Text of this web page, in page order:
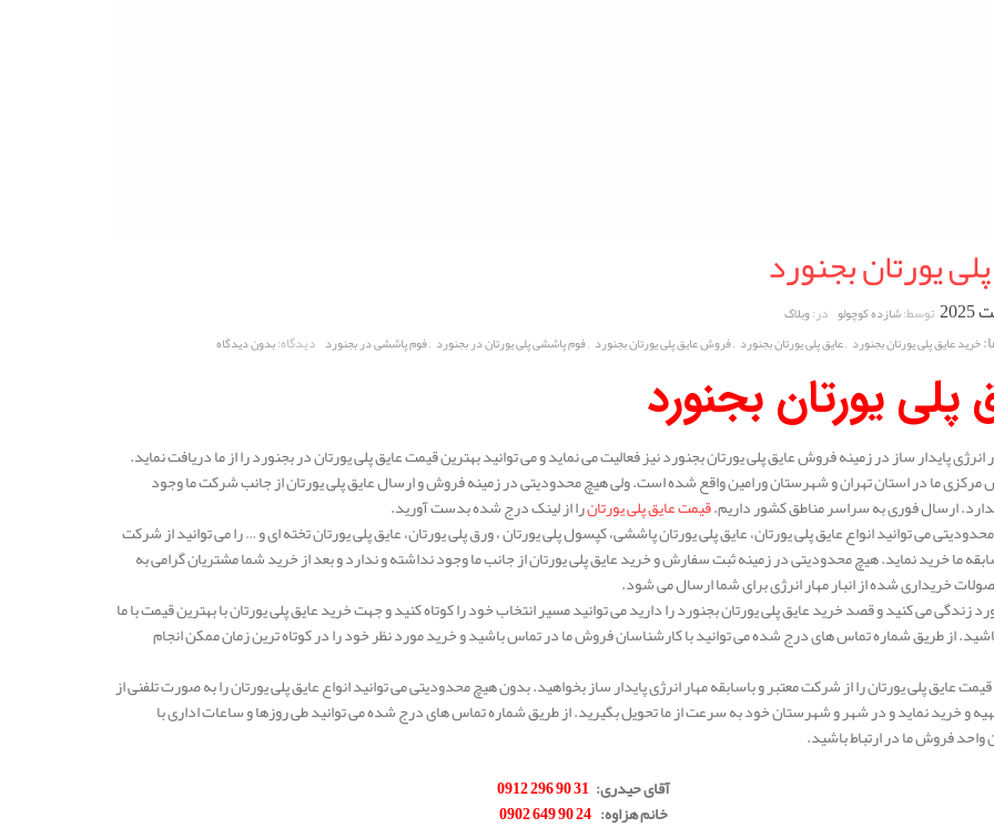
یورتان بجنورد
توسط:شازده کوچولو در:وبلاگ
خرید عایق پلی یورتان بجنورد ,عایق پلی یورتان بجنورد ,فروش عایق پلی یورتان بجنورد ,فوم پاششی پلی یورتان در بجنورد ,فوم پاششی در بجنورد دیدگاه:بدون دیدگاه
پلی یورتان بجنورد
پایدار ساز در زمینه فروش عایق پلی یورتان بجنورد نیز فعالیت می نماید و می توانید بهترین قیمت عایق پلی یورتان در بجنورد را از ما دریافت نماید.
ما در استان تهران و شهرستان ورامین واقع شده است. ولی هیچ محدودیتی در زمینه فروش و ارسال عایق پلی یورتان از جانب شرکت ما وجود
ارسال فوری به سراسر مناطق کشور داریم.قیمت عایق پلی یورتانرا از لینک درج شده بدست آورید.
می توانید انواع عایق پلی یورتان، عایق پلی یورتان پاششی، کپسول پلی یورتان ، ورق پلی یورتان، عایق پلی یورتان تخته ای و … را می توانید از شرکت
ما خرید نماید. هیچ محدودیتی در زمینه ثبت سفارش و خرید عایق پلی یورتان از جانب ما وجود نداشته و ندارد و بعد از خرید شما مشتریان گرامی به
خریداری شده از انبار مهار انرژی برای شما ارسال می شود.
زندگی می کنید و قصد خرید عایق پلی یورتان بجنورد را دارید می توانید مسیر انتخاب خود را کوتاه کنید و جهت خرید عایق پلی یورتان با بهترین قیمت با ما
از طریق شماره تماس های درج شده می توانید با کارشناسان فروش ما در تماس باشید و خرید مورد نظر خود را در کوتاه ترین زمان ممکن انجام
عایق پلی یورتان را از شرکت معتبر و باسابقه مهار انرژی پایدار ساز بخواهید. بدون هیچ محدودیتی می توانید انواع عایق پلی یورتان را به صورت تلفنی از
و خرید نماید و در شهر و شهرستان خود به سرعت از ما تحویل بگیرید. از طریق شماره تماس های درج شده می توانید طی روزها و ساعات اداری با
فروش ما در ارتباط باشید.
آقای حیدری:
31 90 296 0912
خانم هزاوه:
24 90 649 0902